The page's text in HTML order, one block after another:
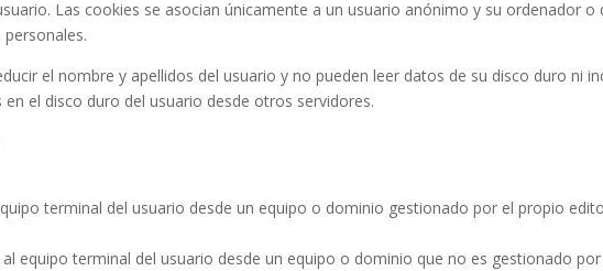
Las cookies se asocian únicamente a un usuario anónimo y su ordenador o
el nombre y apellidos del usuario y no pueden leer datos de su disco duro ni
el disco duro del usuario desde otros servidores.
terminal del usuario desde un equipo o dominio gestionado por el propio
equipo terminal del usuario desde un equipo o dominio que no es gestionado